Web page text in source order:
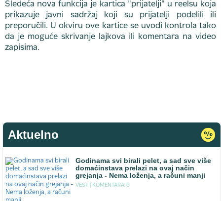
Sledeća nova funkcija je kartica "prijatelji" u reelsu koja
prikazuje javni sadržaj koji su prijatelji podelili ili
preporučili. U okviru ove kartice se uvodi kontrola tako
da je moguće skrivanje lajkova ili komentara na video
zapisima.
Aktuelno
Godinama svi birali pelet, a sad sve više
domaćinstava prelazi na ovaj način
grejanja - Nema loženja, a računi manji
VEST | KOMENTARA: 0